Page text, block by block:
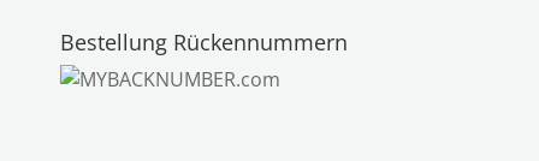
Bestellung Rückennummern